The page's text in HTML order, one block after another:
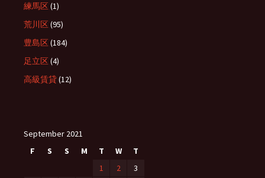
練馬区(1)
荒川区(95)
豊島区(184)
足立区(4)
高級賃貸(12)
September 2021
F
S S M T W T
1 2
3